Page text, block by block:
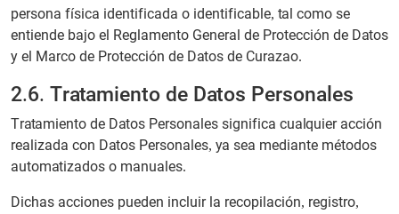
persona física identificada o identificable, tal como se
entiende bajo el Reglamento General de Protección de Datos
y el Marco de Protección de Datos de Curazao.
2.6. Tratamiento de Datos Personales
Tratamiento de Datos Personales significa cualquier acción
realizada con Datos Personales, ya sea mediante métodos
automatizados o manuales.
Dichas acciones pueden incluir la recopilación, registro,